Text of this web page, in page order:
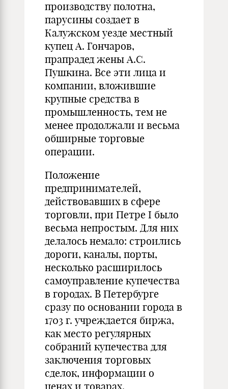
производству полотна,
парусины создает в
Калужском уезде местный
купец А. Гончаров,
прапрадед жены А.С.
Пушкина. Все эти лица и
компании, вложившие
крупные средства в
промышленность, тем не
менее продолжали и весьма
обширные торговые
операции.
Положение
предпринимателей,
действовавших в сфере
торговли, при Петре I было
весьма непростым. Для них
делалось немало: строились
дороги, каналы, порты,
несколько расширилось
самоуправление купечества
в городах. В Петербурге
сразу по основании города в
1703 г. учреждается биржа,
как место регулярных
собраний купечества для
заключения торговых
сделок, информации о
ценах и товарах.